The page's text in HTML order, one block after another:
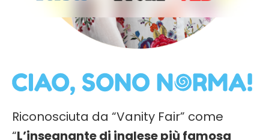
Riconosciuta da “Vanity Fair” come
“L’insegnante di inglese più famosa